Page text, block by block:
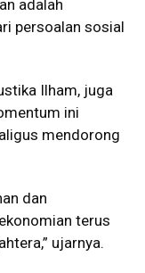
adalah
persoalan sosial
Ilham, juga
ini
mendorong
dan
terus
ujarnya.